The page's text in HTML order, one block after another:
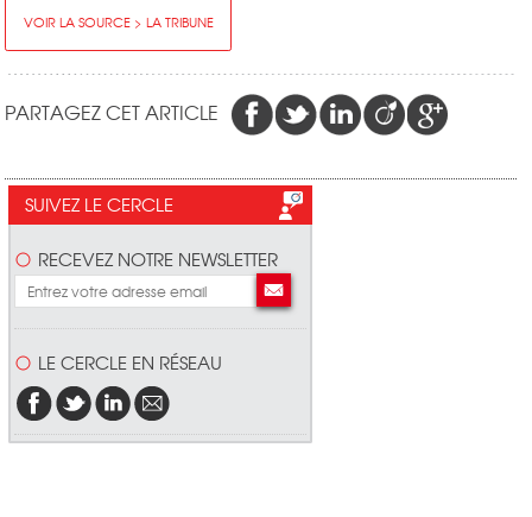
VOIR LA SOURCE > LA TRIBUNE
PARTAGEZ CET ARTICLE
SUIVEZ LE CERCLE
RECEVEZ NOTRE NEWSLETTER
LE CERCLE EN RÉSEAU